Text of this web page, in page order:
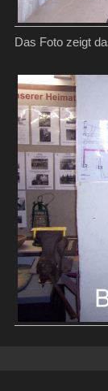
Das Foto zeigt